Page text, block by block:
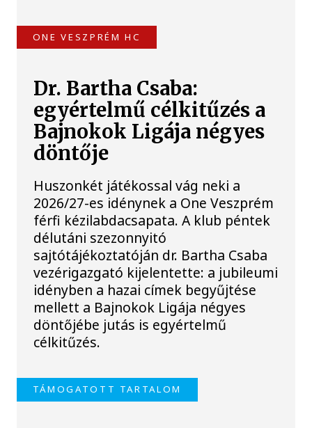
ONE VESZPRÉM HC
Dr. Bartha Csaba:
egyértelmű célkitűzés a
Bajnokok Ligája négyes
döntője
Huszonkét játékossal vág neki a
2026/27-es idénynek a One Veszprém
férfi kézilabdacsapata. A klub péntek
délutáni szezonnyitó
sajtótájékoztatóján dr. Bartha Csaba
vezérigazgató kijelentette: a jubileumi
idényben a hazai címek begyűjtése
mellett a Bajnokok Ligája négyes
döntőjébe jutás is egyértelmű
célkitűzés.
TÁMOGATOTT TARTALOM